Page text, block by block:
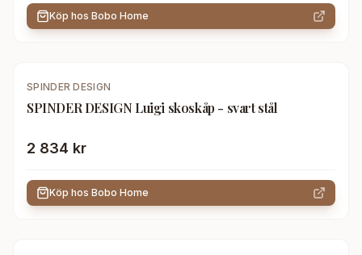
Köp hos Bobo Home
SPINDER DESIGN
SPINDER DESIGN Luigi skoskåp - svart stål
2 834 kr
Köp hos Bobo Home